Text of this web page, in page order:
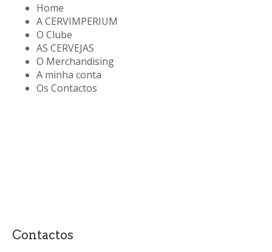
Home
A CERVIMPERIUM
O Clube
AS CERVEJAS
O Merchandising
A minha conta
Os Contactos
Contactos